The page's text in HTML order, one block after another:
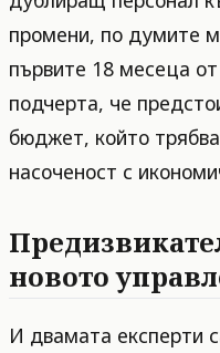
промени, по думите
първите 18 месеца
подчерта, че
бюджет, който
насоченост с
новото
И двамата експерти